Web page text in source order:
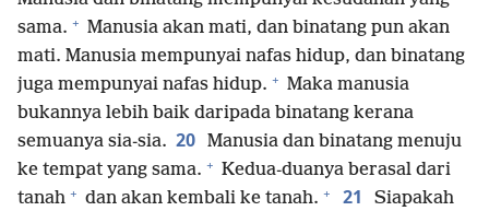
sama. + Manusia akan mati, dan binatang pun akan
mati. Manusia mempunyai nafas hidup, dan binatang
juga mempunyai nafas hidup. + Maka manusia
bukannya lebih baik daripada binatang kerana
semuanya sia-sia. 20 Manusia dan binatang menuju
ke tempat yang sama. + Kedua-duanya berasal dari
tanah + dan akan kembali ke tanah. + 21
Siapakah